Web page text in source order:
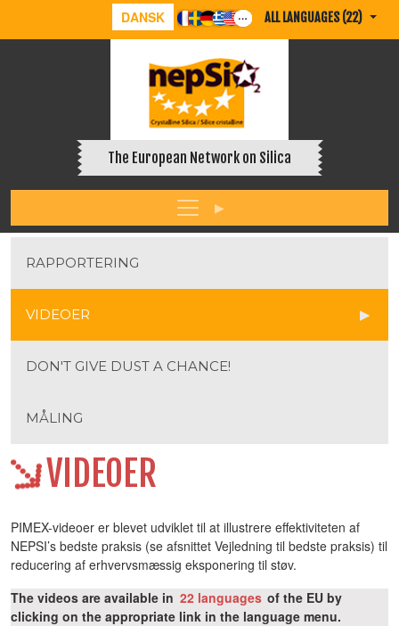
DANSK ALL LANGUAGES (22)
The European Network on Silica
RAPPORTERING
VIDEOER
DON'T GIVE DUST A CHANCE!
MÅLING
VIDEOER
PIMEX-videoer er blevet udviklet til at illustrere effektiviteten af
NEPSI’s bedste praksis (se afsnittet Vejledning til bedste praksis) til
reducering af erhvervsmæssig eksponering til støv.
The videos are available in 22 languages of the EU by
clicking on the appropriate link in the language menu.